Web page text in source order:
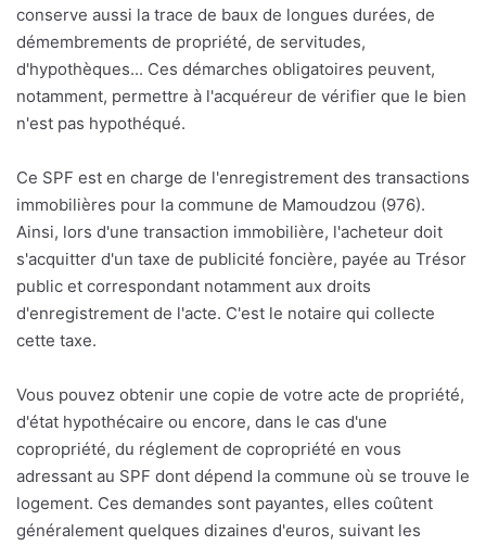
conserve aussi la trace de baux de longues durées, de
démembrements de propriété, de servitudes,
d'hypothèques... Ces démarches obligatoires peuvent,
notamment, permettre à l'acquéreur de vérifier que le bien
n'est pas hypothéqué.
Ce SPF est en charge de l'enregistrement des transactions
immobilières pour la commune de Mamoudzou (976).
Ainsi, lors d'une transaction immobilière, l'acheteur doit
s'acquitter d'un taxe de publicité foncière, payée au Trésor
public et correspondant notamment aux droits
d'enregistrement de l'acte. C'est le notaire qui collecte
cette taxe.
Vous pouvez obtenir une copie de votre acte de propriété,
d'état hypothécaire ou encore, dans le cas d'une
copropriété, du réglement de copropriété en vous
adressant au SPF dont dépend la commune où se trouve le
logement. Ces demandes sont payantes, elles coûtent
généralement quelques dizaines d'euros, suivant les